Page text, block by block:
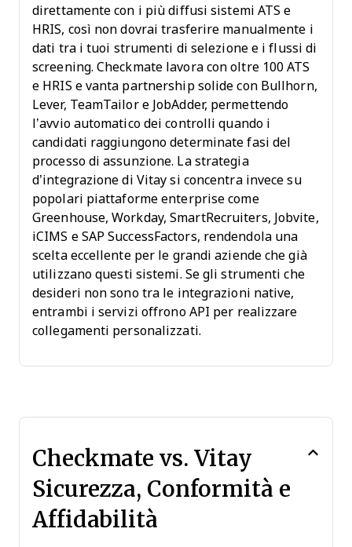
direttamente con i più diffusi sistemi ATS e
HRIS, così non dovrai trasferire manualmente i
dati tra i tuoi strumenti di selezione e i flussi di
screening. Checkmate lavora con oltre 100 ATS
e HRIS e vanta partnership solide con Bullhorn,
Lever, TeamTailor e JobAdder, permettendo
l’avvio automatico dei controlli quando i
candidati raggiungono determinate fasi del
processo di assunzione. La strategia
d’integrazione di Vitay si concentra invece su
popolari piattaforme enterprise come
Greenhouse, Workday, SmartRecruiters, Jobvite,
iCIMS e SAP SuccessFactors, rendendola una
scelta eccellente per le grandi aziende che già
utilizzano questi sistemi. Se gli strumenti che
desideri non sono tra le integrazioni native,
entrambi i servizi offrono API per realizzare
collegamenti personalizzati.
Checkmate vs. Vitay
Sicurezza, Conformità e
Affidabilità